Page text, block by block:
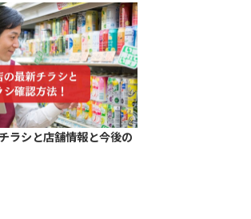
ラシと店舗情報と今後の